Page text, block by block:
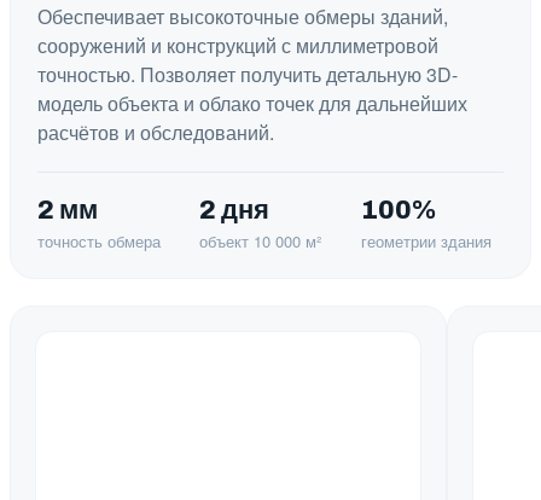
Обеспечивает высокоточные обмеры зданий,
сооружений и конструкций с миллиметровой
точностью. Позволяет получить детальную 3D-
модель объекта и облако точек для дальнейших
расчётов и обследований.
2 мм
точность обмера
2 дня
объект 10 000 м²
100%
геометрии здания